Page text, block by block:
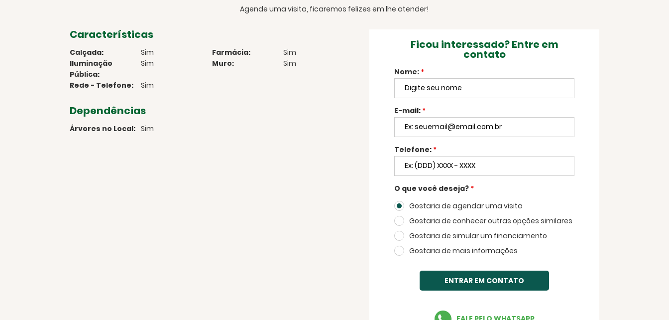
Agende uma visita, ficaremos felizes em lhe atender!
Características
Calçada: Sim Farmácia:
Sim
Iluminação
Pública:
Sim Muro: Sim
Rede - Telefone: Sim
Dependências
Árvores no Local: Sim
Ficou interessado? Entre em
contato
Nome: *
E-mail: *
Telefone: *
O que você deseja? *
Gostaria de agendar uma visita
Gostaria de conhecer outras opções similares
Gostaria de simular um financiamento
Gostaria de mais informações
ENTRAR EM CONTATO
Voltar